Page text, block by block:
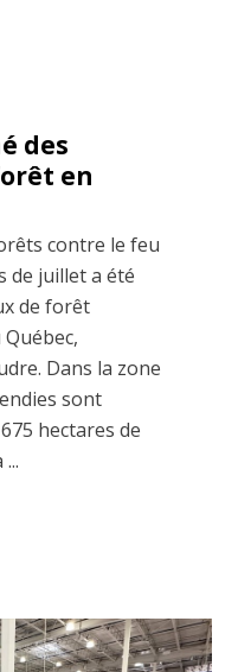
des
en
contre le feu
de juillet a été
de forêt
Dans la zone
sont
hectares de